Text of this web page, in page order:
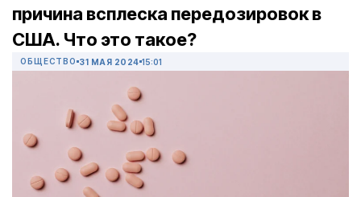
причина всплеска передозировок в
США. Что это такое?
ОБЩЕСТВО 31 МАЯ 2024 15:01